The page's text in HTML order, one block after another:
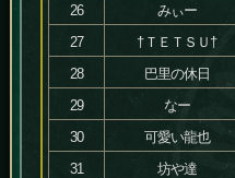
26
みぃー
27
†ＴＥＴＳＵ†
28
巴里の休日
29
なー
30
可愛い龍也
31
坊や達